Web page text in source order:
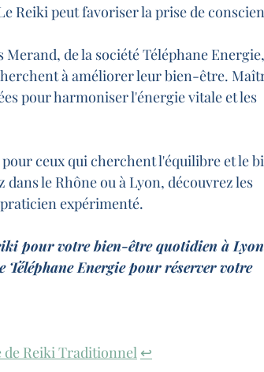
Reiki peut favoriser la prise de
Merand, de la société Téléphane Energie,
à améliorer leur bien-être.
pour harmoniser l'énergie vitale et les
ceux qui cherchent l'équilibre et le
le Rhône ou à Lyon, découvrez les
expérimenté.
pour votre bien-être quotidien à
Téléphane Energie pour réserver votre
de Reiki Traditionnel ↩